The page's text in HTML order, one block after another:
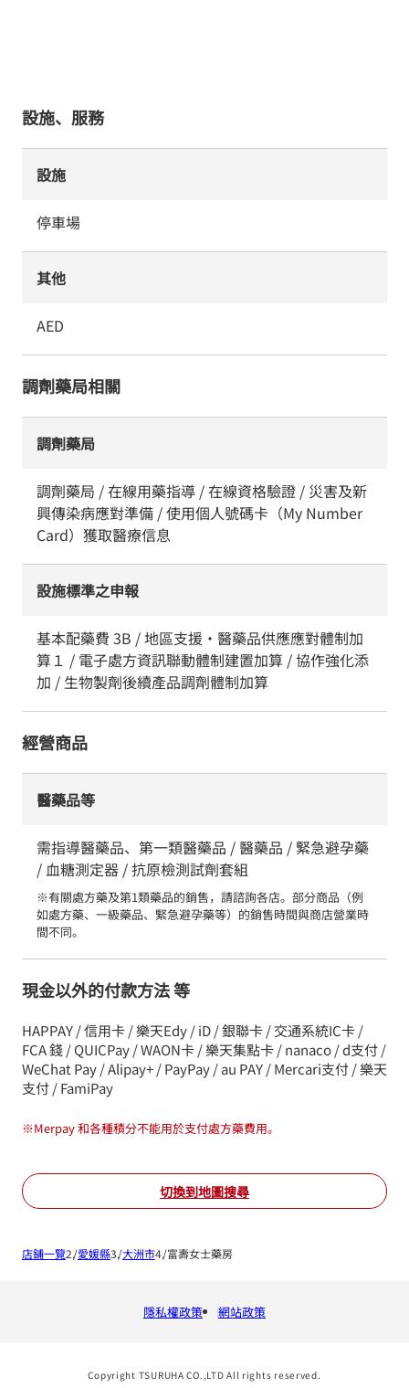
設施、服務
設施
停車場
其他
AED
調劑藥局相關
調劑藥局
調劑藥局 / 在線用藥指導 / 在線資格驗證 / 災害及新
興傳染病應對準備 / 使用個人號碼卡（My Number
Card）獲取醫療信息
設施標準之申報
基本配藥費 3B / 地區支援・醫藥品供應應對體制加
算１ / 電子處方資訊聯動體制建置加算 / 協作強化添
加 / 生物製劑後續產品調劑體制加算
經營商品
醫藥品等
需指導醫藥品、第一類醫藥品 / 醫藥品 / 緊急避孕藥
/ 血糖測定器 / 抗原檢測試劑套組
※有關處方藥及第1類藥品的銷售，請諮詢各店。部分商品（例
如處方藥、一級藥品、緊急避孕藥等）的銷售時間與商店營業時
間不同。
現金以外的付款方法 等
HAPPAY / 信用卡 / 樂天Edy / iD / 銀聯卡 / 交通系統IC卡 /
FCA 錢 / QUICPay / WAON卡 / 樂天集點卡 / nanaco / d支付 /
WeChat Pay / Alipay+ / PayPay / au PAY / Mercari支付 / 樂天
支付 / FamiPay
※Merpay 和各種積分不能用於支付處方藥費用。
切換到地圖搜尋
店鋪一覽 愛媛縣 大洲市 富壽女士藥房
隱私權政策 網站政策
Copyright TSURUHA CO.,LTD All rights reserved.